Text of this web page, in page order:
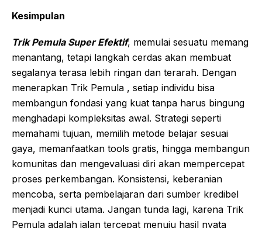
Kesimpulan
Trik Pemula Super Efektif, memulai sesuatu memang
menantang, tetapi langkah cerdas akan membuat
segalanya terasa lebih ringan dan terarah. Dengan
menerapkan Trik Pemula , setiap individu bisa
membangun fondasi yang kuat tanpa harus bingung
menghadapi kompleksitas awal. Strategi seperti
memahami tujuan, memilih metode belajar sesuai
gaya, memanfaatkan tools gratis, hingga membangun
komunitas dan mengevaluasi diri akan mempercepat
proses perkembangan. Konsistensi, keberanian
mencoba, serta pembelajaran dari sumber kredibel
menjadi kunci utama. Jangan tunda lagi, karena Trik
Pemula adalah jalan tercepat menuju hasil nyata